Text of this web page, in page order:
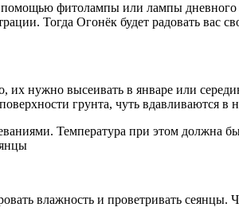
фитолампы или лампы дневного
Тогда Огонёк будет радовать вас
их нужно высеивать в январе или
грунта, чуть вдавливаются
Температура при этом должна
влажность и проветривать